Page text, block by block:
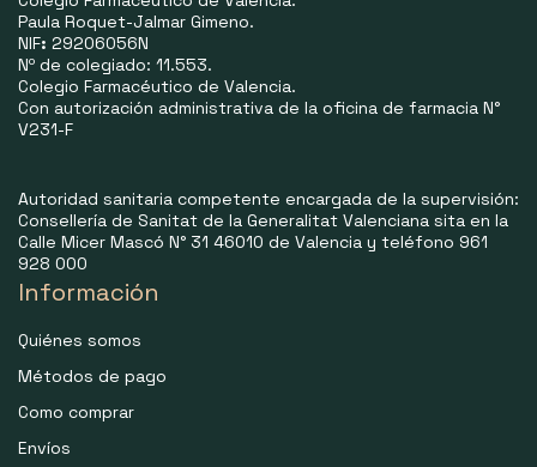
Paula Roquet-Jalmar Gimeno.
NIF: 29206056N
Nº de colegiado: 11.553.
Colegio Farmacéutico de Valencia.
Con autorización administrativa de la oficina de farmacia N°
V231-F
Autoridad sanitaria competente encargada de la supervisión:
Consellería de Sanitat de la Generalitat Valenciana sita en la
Calle Micer Mascó N° 31 46010 de Valencia y teléfono 961
928 000
Información
Quiénes somos
Métodos de pago
Como comprar
Envíos